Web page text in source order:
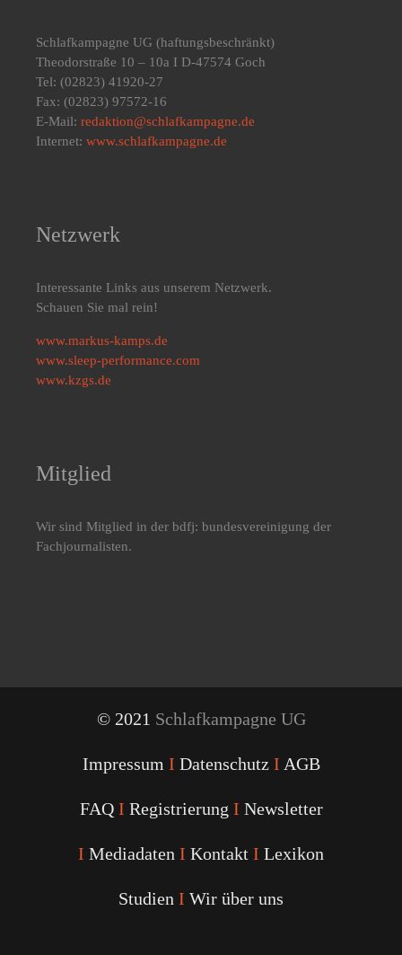
Schlafkampagne UG (haftungsbeschränkt)
Theodorstraße 10 – 10a I D-47574 Goch
Tel: (02823) 41920-27
Fax: (02823) 97572-16
E-Mail: redaktion@schlafkampagne.de
Internet: www.schlafkampagne.de
Netzwerk
Interessante Links aus unserem Netzwerk.
Schauen Sie mal rein!
www.markus-kamps.de
www.sleep-performance.com
www.kzgs.de
Mitglied
Wir sind Mitglied in der bdfj: bundesvereinigung der
Fachjournalisten.
© 2021 Schlafkampagne UG
Impressum I Datenschutz I AGB
FAQ I Registrierung I Newsletter
I Mediadaten I Kontakt I Lexikon
Studien I Wir über uns